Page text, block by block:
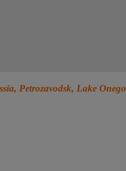
Petrozavodsk, Lake Onego